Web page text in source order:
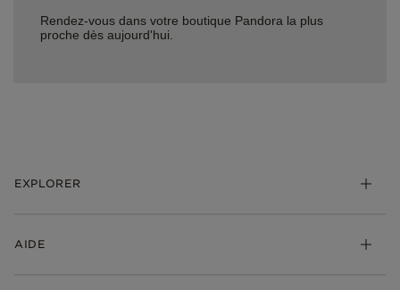
Rendez-vous dans votre boutique Pandora la plus
proche dès aujourd'hui.
EXPLORER
Bijoux
AIDE